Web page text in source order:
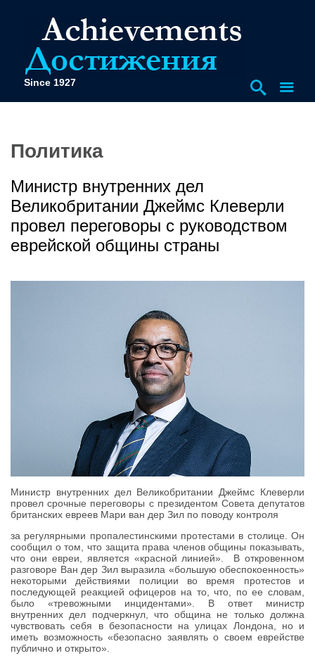
Since 1927
Политика
Министр внутренних дел
Великобритании Джеймс Клеверли
провел переговоры с руководством
еврейской общины страны
Министр внутренних дел Великобритании Джеймс Клеверли
провел срочные переговоры с президентом Совета депутатов
британских евреев Мари ван дер Зил по поводу контроля
за регулярными пропалестинскими протестами в столице. Он
сообщил о том, что защита права членов общины показывать,
что они евреи, является «красной линией». В откровенном
разговоре Ван дер Зил выразила «большую обеспокоенность»
некоторыми действиями полиции во время протестов и
последующей реакцией офицеров на то, что, по ее словам,
было «тревожными инцидентами». В ответ министр
внутренних дел подчеркнул, что община не только должна
чувствовать себя в безопасности на улицах Лондона, но и
иметь возможность «безопасно заявлять о своем еврействе
публично и открыто».